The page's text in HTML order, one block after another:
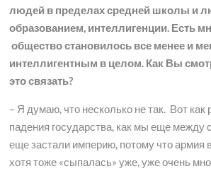
людей в пределах средней школы и
образованием, интеллигенции. Есть
общество становилось все менее и
интеллигентным в целом. Как Вы
это связать?
– Я думаю, что несколько не так. Вот как
падения государства, как мы еще между
еще застали империю, потому что армия
хотя тоже «сыпалась» уже, уже очень